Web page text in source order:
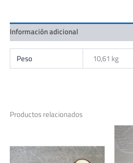
Información adicional
Peso 10,61 kg
Productos relacionados